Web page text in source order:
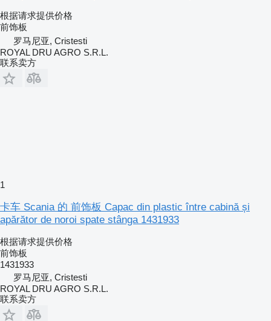
根据请求提供价格
前饰板
罗马尼亚, Cristesti
ROYAL DRU AGRO S.R.L.
联系卖方
1
卡车 Scania 的 前饰板 Capac din plastic între cabină și
apărător de noroi spate stânga 1431933
根据请求提供价格
前饰板
1431933
罗马尼亚, Cristesti
ROYAL DRU AGRO S.R.L.
联系卖方